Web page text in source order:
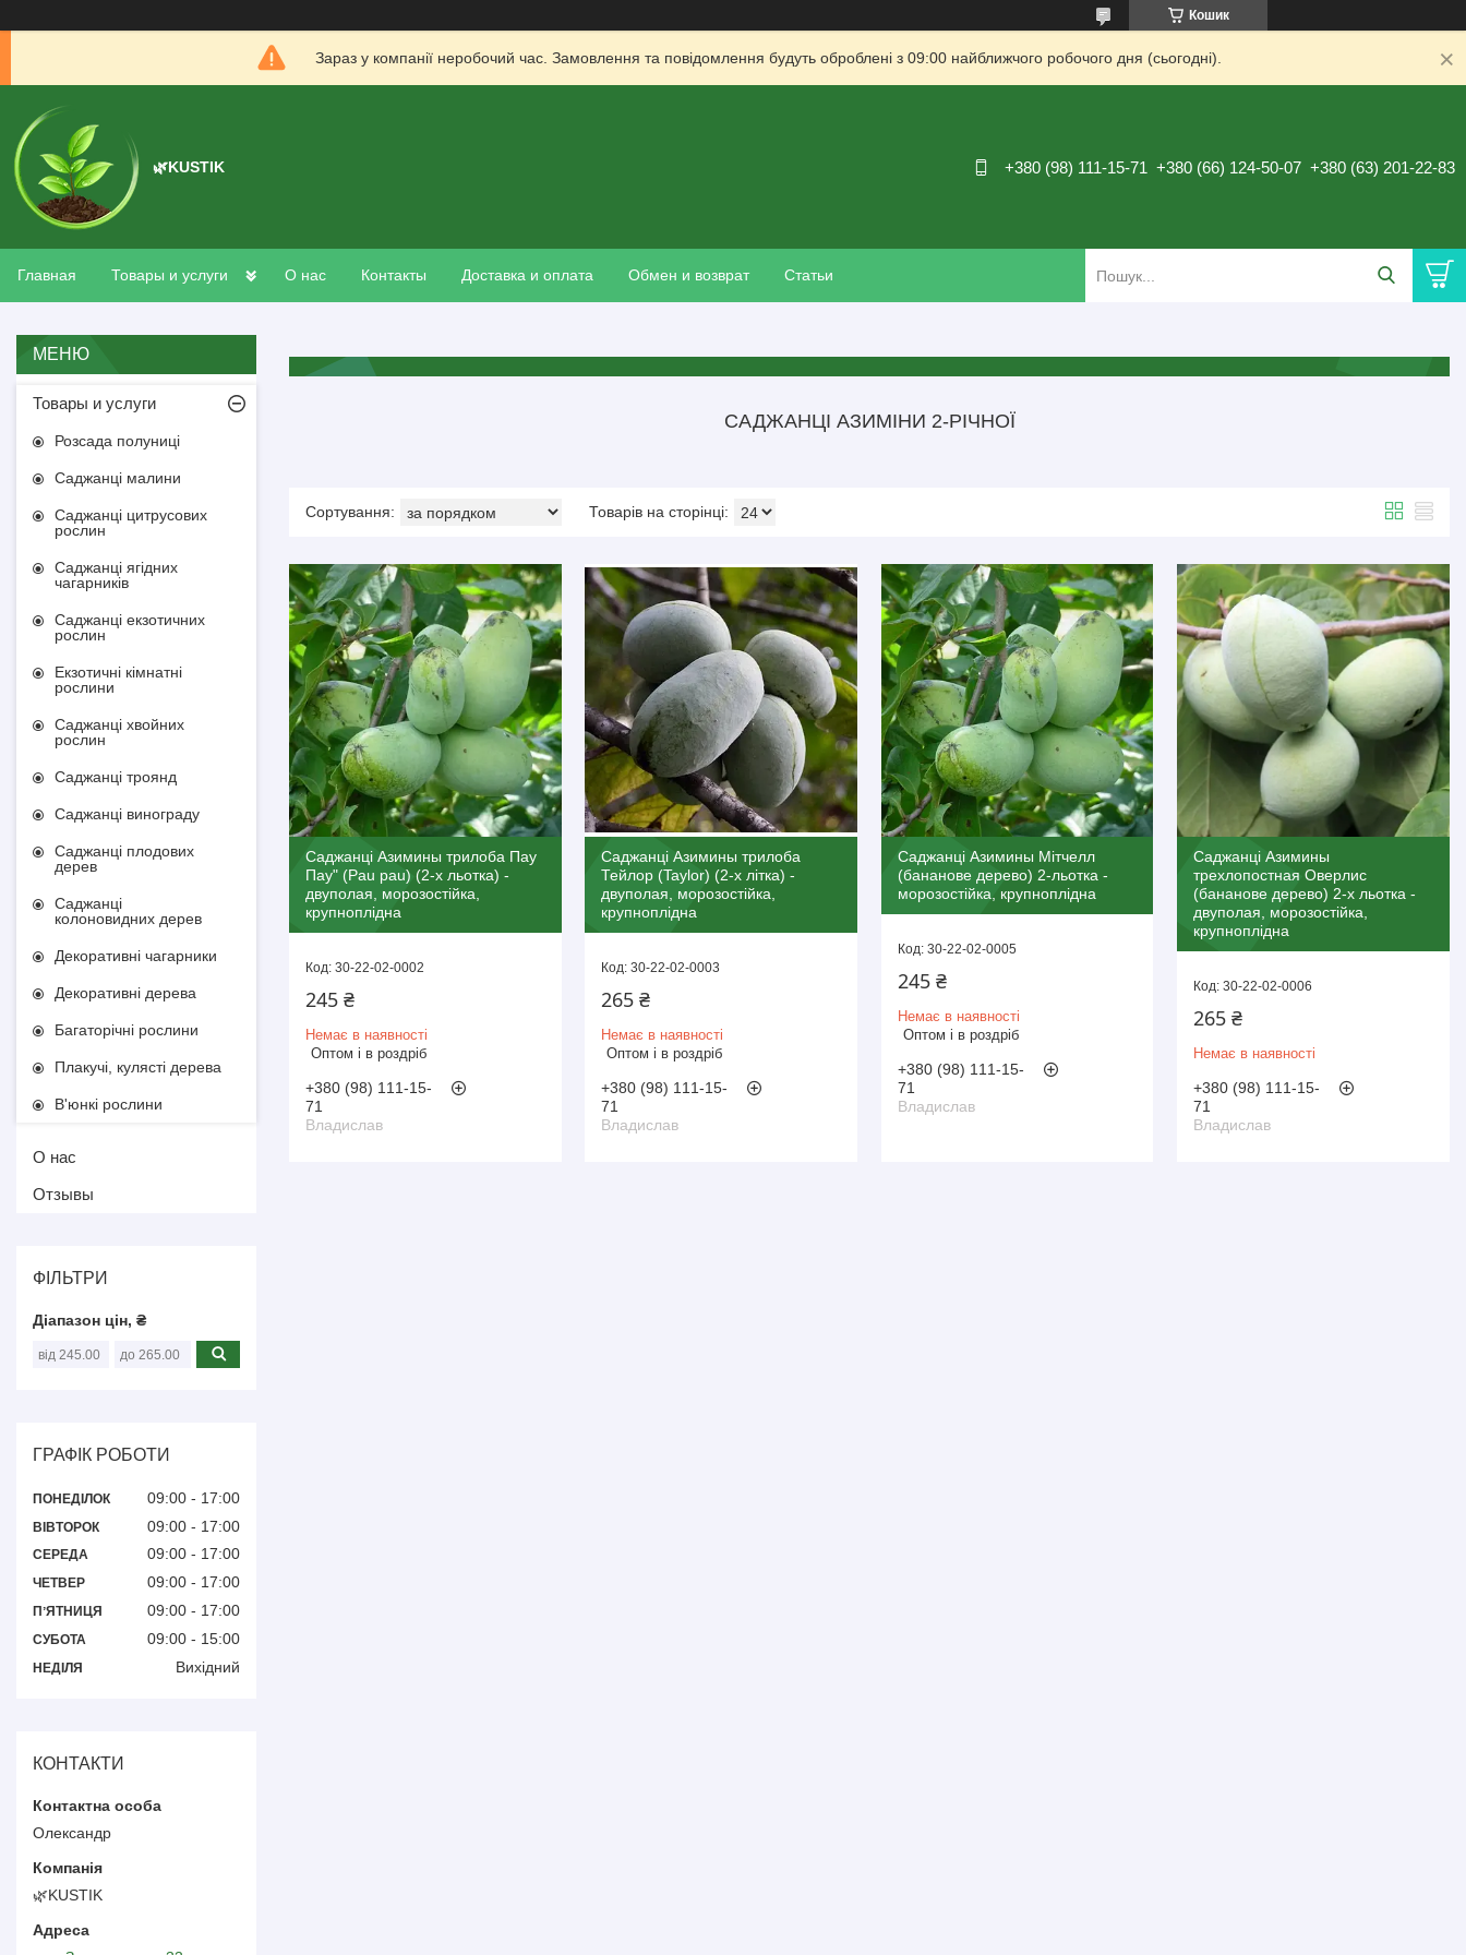
Кошик
Зараз у компанії неробочий час. Замовлення та повідомлення будуть оброблені з 09:00 найближчого робочого дня (сьогодні).
🌿KUSTIK +380 (98) 111-15-71 +380 (66) 124-50-07 +380 (63) 201-22-83
Главная Товары и услуги О нас Контакты Доставка и оплата Обмен и возврат Статьи
САДЖАНЦІ АЗИМІНИ 2-РІЧНОЇ
Саджанці Азимины трилоба Пау
Пау" (Pau pau) (2-х льотка) -
двуполая, морозостійка,
крупноплідна
30-22-02-0002
245 ₴
Немає в наявності
Оптом і в роздріб
+380 (98) 111-15-
71
Владислав
Саджанці Азимины трилоба
Тейлор (Taylor) (2-х літка) -
двуполая, морозостійка,
крупноплідна
30-22-02-0003
265 ₴
Немає в наявності
Оптом і в роздріб
+380 (98) 111-15-
71
Владислав
Саджанці Азимины Мітчелл
(бананове дерево) 2-льотка -
морозостійка, крупноплідна
30-22-02-0005
245 ₴
Немає в наявності
Оптом і в роздріб
+380 (98) 111-15-
71
Владислав
Саджанці Азимины
трехлопостная Оверлис
(бананове дерево) 2-х льотка -
двуполая, морозостійка,
крупноплідна
30-22-02-0006
265 ₴
Немає в наявності
+380 (98) 111-15-
71
Владислав
Товары и услуги
Розсада полуниці
Саджанці малини
Саджанці цитрусових
рослин
Саджанці ягідних
чагарників
Саджанці екзотичних
рослин
Екзотичні кімнатні
рослини
Саджанці хвойних
рослин
Саджанці троянд
Саджанці винограду
Саджанці плодових
дерев
Саджанці
колоновидних дерев
Декоративні чагарники
Декоративні дерева
Багаторічні рослини
Плакучі, кулясті дерева
В'юнкі рослини
О нас
Отзывы
ФІЛЬТРИ
Діапазон цін, ₴
ГРАФІК РОБОТИ
ПОНЕДІЛОК 09:00 17:00
ВІВТОРОК 09:00 17:00
СЕРЕДА 09:00 17:00
ЧЕТВЕР 09:00 17:00
ПʼЯТНИЦЯ 09:00 17:00
СУБОТА 09:00 15:00
НЕДІЛЯ Вихідний
КОНТАКТИ
Олександр
🌿KUSTIK